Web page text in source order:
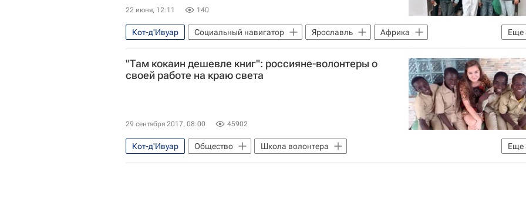
22 июня, 12:11 140
Еще
Кот-д'Ивуар Социальный навигатор Ярославль
Африка
СН_Образование
Общество Россия
"Там кокаин дешевле книг": россияне-волонтеры о
своей работе на краю света
29 сентября 2017, 08:00 45902
Еще
Кот-д'Ивуар Общество
Школа волонтера
Социальное волонтерство - Школа волонтера
Колумбия Россия